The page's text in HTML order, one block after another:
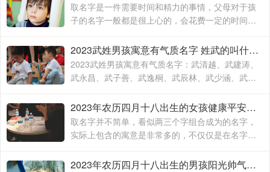
取名字是一件需要时间和精力的事情，父母对于孩
子的名字一般都是很上心的，会花费一定的时间和
精力去取，毕竟不出意外的话，一个名字会伴随孩
子的出生到结束，贯穿孩子的一生
2023武姓男孩寓意有气质名字 姓武的叫什么名字
2023武姓男孩寓意有气质名字：武清越、武建涛、
武永昌、武子善、武逸桐、武辰林、武少涵、武月
桐、武梓橙、武进平、武云志、武红伟、武梓栎、
武一纯、武润洁、
2023年农历四月十八出生的女孩健康平安的名字 兔年出生适合女孩子的名字
取名字并不简单，看似两三个字组合成为的名字，
实际上包含的寓意是非常多的，不仅仅是在名字的
文字组合搭配方面，对于名字的内在含义方面也有
着不一样的寓意，一个名字究竟取的好不好
2023年农历四月十八出生的男孩阳光帅气的名字 2023兔年最好的男孩名字大全